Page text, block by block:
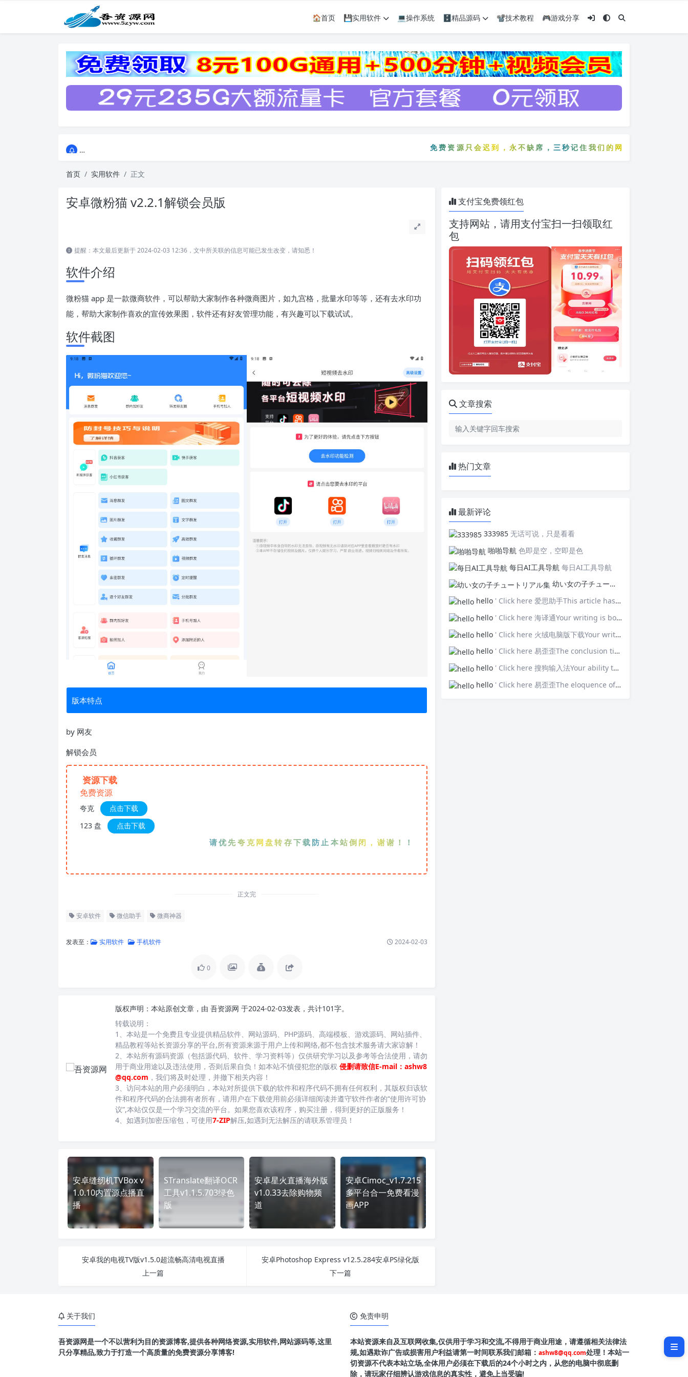
🏠首页 💾实用软件 💻操作系统 🗄️精品源码 📽️技术教程 🎮游戏分享
免费资源只会迟到，永不缺席，三秒记住我们的网站：5zyw.com
首页 实用软件 正文
安卓微粉猫 v2.2.1解锁会员版
提醒：本文最后更新于 2024-02-03 12:36，文中所关联的信息可能已发生改变，请知悉！
软件介绍
微粉猫 app 是一款微商软件，可以帮助大家制作各种微商图片，如九宫格，批量水印等等，还有去水印功
能，帮助大家制作喜欢的宣传效果图，软件还有好友管理功能，有兴趣可以下载试试。
软件截图
版本特点
by 网友
解锁会员
资源下载
免费资源
夸克
点击下载
123 盘
点击下载
请优先夸克网盘转存下载防止本站倒闭，谢谢！！！
正文完
安卓软件 微信助手 微商神器
发表至： 实用软件 手机软件 2024-02-03
0
版权声明： 本站原创文章，由 吾资源网 于2024-02-03发表，共计101字。
转载说明：
1、本站是一个免费且专业提供精品软件、网站源码、PHP源码、高端模板、游戏源码、网站插件、
精品教程等站长资源分享的平台,所有资源来源于用户上传和网络,都不包含技术服务请大家谅解！
2、本站所有源码资源（包括源代码、软件、学习资料等）仅供研究学习以及参考等合法使用，请勿
用于商业用途以及违法使用，否则后果自负！如本站不慎侵犯您的版权 侵删请致信E-mail：ashw8
@qq.com ，我们将及时处理，并撤下相关内容！
3、访问本站的用户必须明白，本站对所提供下载的软件和程序代码不拥有任何权利，其版权归该软
件和程序代码的合法拥有者所有，请用户在下载使用前必须详细阅读并遵守软件作者的“使用许可协
议”,本站仅仅是一个学习交流的平台。如果您喜欢该程序，购买注册，得到更好的正版服务！
4、如遇到加密压缩包，可使用7-ZIP解压,如遇到无法解压的请联系管理员！
安卓缝纫机TVBox v
1.0.10内置源点播直
播
STranslate翻译OCR
工具v1.1.5.703绿色
版
安卓星火直播海外版
v1.0.33去除购物频
道
安卓Cimoc_v1.7.215
多平台合一免费看漫
画APP
安卓我的电视TV版v1.5.0超流畅高清电视直播
上一篇
安卓Photoshop Express v12.5.284安卓PS绿化版
下一篇
支付宝免费领红包
支持网站，请用支付宝扫一扫领取红
包
文章搜索
热门文章
最新评论
333985 无话可说，只是看看
啪啪导航 色即是空，空即是色
每日AI工具导航 每日AI工具导航
幼い女の子チュートリアル集
hello ' Click here 爱思助手This article has opened my eyes to new ideas—thank you!
hello ' Click here 海译通Your writing is both powerful and poignant.
hello ' Click here 火绒电脑版下载Your writing touches upon universal themes that resonate with many.
hello ' Click here 易歪歪The conclusion ties everything together brilliantly.
hello ' Click here 搜狗输入法Your ability to connect with the audience is impressive.
hello ' Click here 易歪歪The eloquence of your prose elevates the discussion.
软件截图
关于我们
吾资源网是一个不以营利为目的资源博客,提供各种网络资源,实用软件,网站源码等,这里
只分享精品,致力于打造一个高质量的免费资源分享博客!
免责申明
本站资源来自及互联网收集,仅供用于学习和交流,不得用于商业用途，请遵循相关法律法
规,如遇欺诈广告或损害用户利益请第一时间联系我们邮箱： ashw8@qq.com处理！本站一
切资源不代表本站立场,全体用户必须在下载后的24个小时之内，从您的电脑中彻底删
除，请玩家仔细辨认游戏信息的真实性，避免上当受骗!